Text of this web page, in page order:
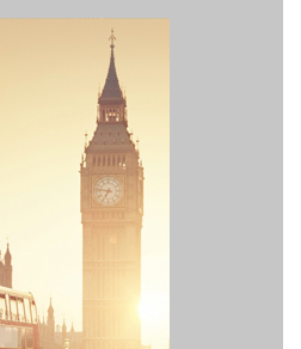
LONDRES
> Obtenez 40 contrats signés garantis
> Vos crédits sont valables A VIE
en concurrence par contact acheté !
de devis sans limitation Géographique.
n'êtes pas engagés par le client nous
vous REMBOURSONS votre achat.